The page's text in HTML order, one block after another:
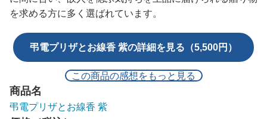
を求める方に多く選ばれています。
弔電プリザとお線香 紫の詳細を見る（5,500円）
この商品の感想をもっと見る
商品名
弔電プリザとお線香 紫